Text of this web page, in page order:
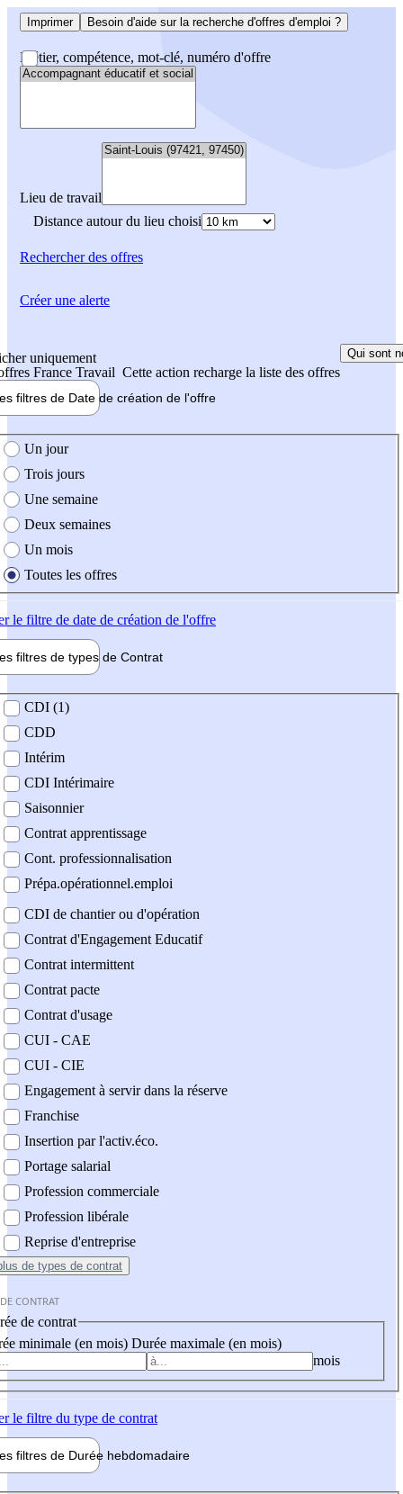
Imprimer Besoin d'aide sur la recherche d'offres d'emploi ?
Métier, compétence, mot-clé, numéro d'offre
Lieu de travail
Distance autour du lieu choisi
Rechercherdes offres
uniquement
France Travail Cette action recharge la liste des offres
Qui sont
filtres de Date de création de l'offre
création de l'offre
Un jour
Trois jours
Une semaine
Deux semaines
Un mois
Toutes les offres
le filtre de date de création de l'offre
filtres de types de Contrat
contrat
CDI (1)
CDD
Intérim
CDI Intérimaire
Saisonnier
Contrat apprentissage
Cont. professionnalisation
Prépa.opérationnel.emploi
CDI de chantier ou d'opération
Contrat d'Engagement Educatif
Contrat intermittent
Contrat pacte
Contrat d'usage
CUI - CAE
CUI - CIE
Engagement à servir dans la réserve
Franchise
Insertion par l'activ.éco.
Portage salarial
Profession commerciale
Profession libérale
Reprise d'entreprise
de types de contrat
CONTRAT
de contrat
minimale (en mois) Durée maximale (en mois)
mois
le filtre du type de contrat
filtres de Durée hebdomadaire
Créer une alerte